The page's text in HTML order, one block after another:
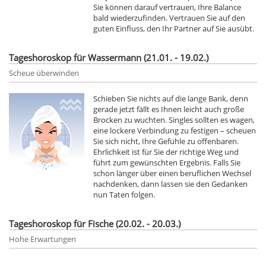
Sie können darauf vertrauen, Ihre Balance
bald wiederzufinden. Vertrauen Sie auf den
guten Einfluss, den Ihr Partner auf Sie ausübt.
Tageshoroskop für Wassermann (21.01. - 19.02.)
Scheue überwinden
Schieben Sie nichts auf die lange Bank, denn
gerade jetzt fällt es Ihnen leicht auch große
Brocken zu wuchten. Singles sollten es wagen,
eine lockere Verbindung zu festigen – scheuen
Sie sich nicht, Ihre Gefühle zu offenbaren.
Ehrlichkeit ist für Sie der richtige Weg und
führt zum gewünschten Ergebnis. Falls Sie
schon länger über einen beruflichen Wechsel
nachdenken, dann lassen sie den Gedanken
nun Taten folgen.
Tageshoroskop für Fische (20.02. - 20.03.)
Hohe Erwartungen